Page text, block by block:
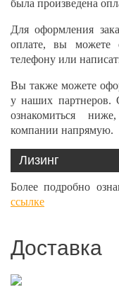
была произведена
Для оформления
оплате, вы можете
телефону или
Вы также можете
у наших партнеров.
ознакомиться
компании напрямую.
Лизинг
Более подробно
ссылке
Доставка